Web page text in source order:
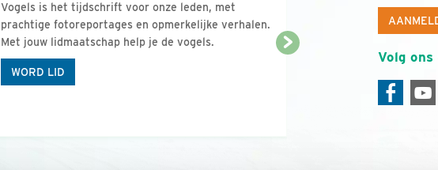
Volg
Vogels is het tijdschrift voor onze leden, met
prachtige fotoreportages en opmerkelijke verhalen.
Met jouw lidmaatschap help je de vogels.
WORD LID